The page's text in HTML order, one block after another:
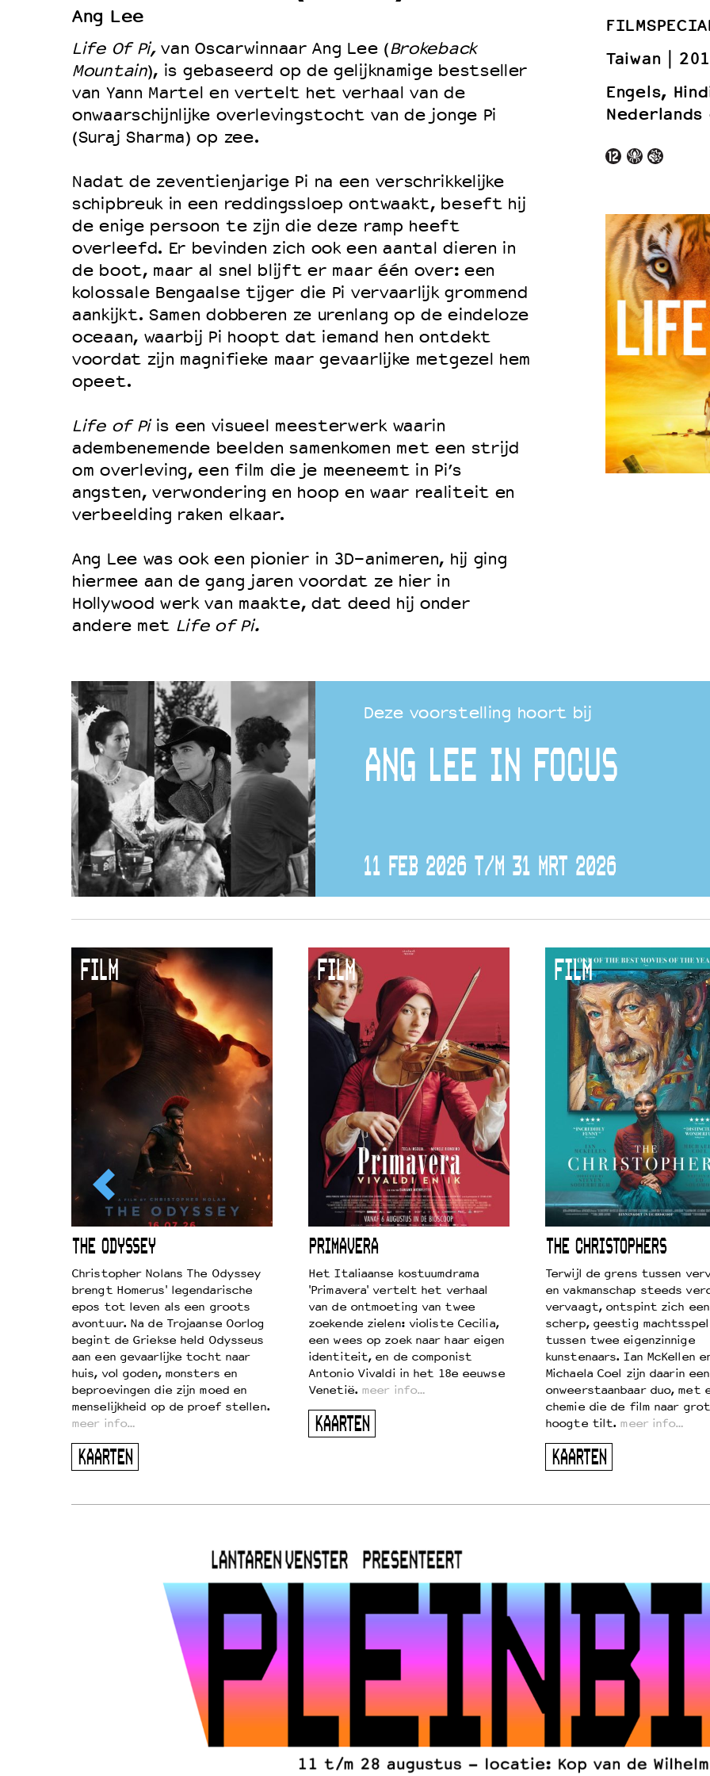
Duurzaamheid
Culturele boycot Israël
Ruimte voor artistieke vrijheid – VNPF
Ang Lee
Life Of Pi,van Oscarwinnaar Ang Lee (Brokeback
Mountain), is gebaseerd op de gelijknamige bestseller
van Yann Martel en vertelt het verhaal van de
onwaarschijnlijke overlevingstocht van de jonge Pi
(Suraj Sharma) op zee.
Nadat de zeventienjarige Pi na een verschrikkelijke
schipbreuk in een reddingssloep ontwaakt, beseft hij
de enige persoon te zijn die deze ramp heeft
overleefd. Er bevinden zich ook een aantal dieren in
de boot, maar al snel blijft er maar één over: een
kolossale Bengaalse tijger die Pi vervaarlijk grommend
aankijkt. Samen dobberen ze urenlang op de eindeloze
oceaan, waarbij Pi hoopt dat iemand hen ontdekt
voordat zijn magnifieke maar gevaarlijke metgezel hem
opeet.
Life of Piis een visueel meesterwerk waarin
adembenemende beelden samenkomen met een strijd
om overleving, een film die je meeneemt in Pi’s
angsten, verwondering en hoop en waar realiteit en
verbeelding raken elkaar.
Ang Lee was ook een pionier in 3D-animeren, hij ging
hiermee aan de gang jaren voordat ze hier in
Hollywood werk van maakte, dat deed hij onder
andere met Life of Pi.
Taiwan
Engels,
Deze voorstelling hoort bij
ANG LEE IN FOCUS
11 FEB 2026 T/M 31 MRT 2026
FILM
THE ODYSSEY
Christopher Nolans The Odyssey
brengt Homerus' legendarische
epos tot leven als een groots
avontuur. Na de Trojaanse Oorlog
begint de Griekse held Odysseus
aan een gevaarlijke tocht naar
huis, vol goden, monsters en
beproevingen die zijn moed en
menselijkheid op de proef stellen.
meer info…
KAARTEN
FILM
PRIMAVERA
Het Italiaanse kostuumdrama
'Primavera' vertelt het verhaal
van de ontmoeting van twee
zoekende zielen: violiste Cecilia,
een wees op zoek naar haar eigen
identiteit, en de componist
Antonio Vivaldi in het 18e eeuwse
Venetië. meer info…
KAARTEN
FILM
THE CHRISTOPHERS
Terwijl de grens tussen
en vakmanschap steeds
vervaagt, ontspint zich een
scherp, geestig machtsspel
tussen twee eigenzinnige
kunstenaars. Ian McKellen
Michaela Coel zijn daarin een
onweerstaanbaar duo, met
chemie die de film naar
hoogte tilt. meer info…
KAARTEN